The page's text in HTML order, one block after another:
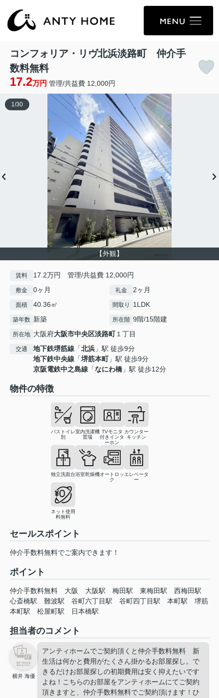
コンフォリア・リヴ北浜淡路町 仲介手
数料無料
17.2万円 管理/共益費 12,000円
【外観】
1 /30
賃料 17.2万円 管理/共益費 12,000円
敷金 0ヶ月 礼金 2ヶ月
面積 40.36㎡ 間取り 1LDK
築年数 新築 所在階 9階/15階建
所在地 大阪府大阪市中央区淡路町１丁目
交通 地下鉄堺筋線 「北浜 」駅 徒歩9分
地下鉄中央線 「堺筋本町」駅 徒歩9分
京阪電鉄中之島線 「なにわ橋 」駅 徒歩12分
物件の特徴
バストイレ
別
室内洗濯機
置場
TVモニタ
付きインタ
ーホン
カウンター
キッチン
独立洗面台浴室乾燥機オートロッ
ク
エレベータ
ー
ネット使用
料無料
セールスポイント
仲介手数料無料でご案内できます！
ポイント
仲介手数料無料 大阪 大阪駅 梅田駅 東梅田駅
西梅田駅
心斎橋駅
難波駅 谷町六丁目駅 谷町四丁目駅 本町駅
堺筋
本町駅
松屋町駅 日本橋駅
担当者のコメント
横井 海優
アンティホームでご契約頂くと仲介手数料無料 新
生活は何かと費用がたくさん掛かるお部屋探し。で
きるだけお部屋探しの初期費用は安く抑えたいです
よね！こちらのお部屋をアンティホームにてご契約
頂きますと、仲介手数料無料でご契約頂けます！ひ